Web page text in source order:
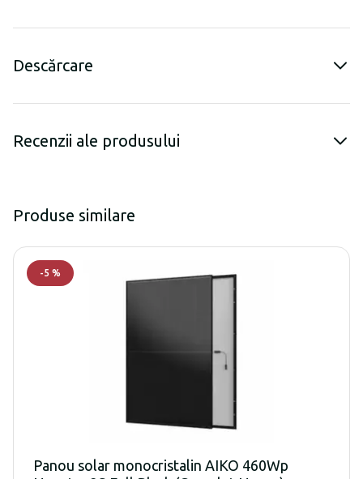
Descărcare
Recenzii ale produsului
Produse similare
-5 %
Panou solar monocristalin AIKO 460Wp